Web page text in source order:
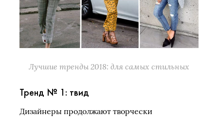
Лучшие тренды 2018: для самых стильных
Тренд № 1: твид
Дизайнеры продолжают творчески